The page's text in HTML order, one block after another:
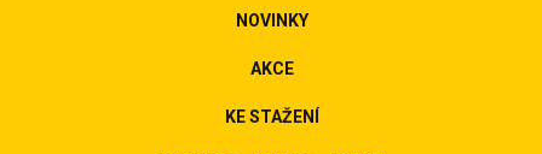
NOVINKY
AKCE
KE STAŽENÍ